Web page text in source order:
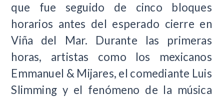
que fue seguido de cinco bloques
horarios antes del esperado cierre en
Viña del Mar. Durante las primeras
horas, artistas como los mexicanos
Emmanuel & Mijares, el comediante Luis
Slimming y el fenómeno de la música